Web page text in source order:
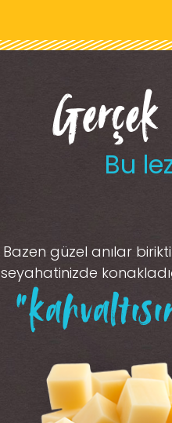
Bu
Bazen güzel anılar
seyahatinizde